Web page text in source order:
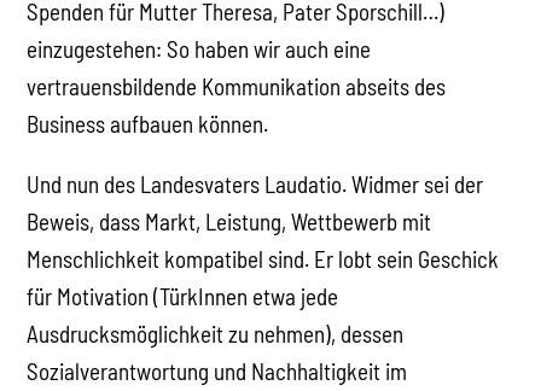
Spenden für Mutter Theresa, Pater Sporschill…)
einzugestehen: So haben wir auch eine
vertrauensbildende Kommunikation abseits des
Business aufbauen können.
Und nun des Landesvaters Laudatio. Widmer sei der
Beweis, dass Markt, Leistung, Wettbewerb mit
Menschlichkeit kompatibel sind. Er lobt sein Geschick
für Motivation (TürkInnen etwa jede
Ausdrucksmöglichkeit zu nehmen), dessen
Sozialverantwortung und Nachhaltigkeit im